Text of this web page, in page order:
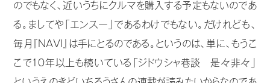
のでもなく、近いうちにクルマを購入する予定もないのであ
る。ましてや「エンスー」であるわけでもない。だけれども、
毎月『NAVI』は手にとるのである。というのは、単に、もうこ
こで10年以上も続いている「ジドウシャ巷談 是々非々」